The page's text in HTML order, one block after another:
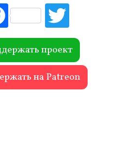
Fac
ebo
ok r
проект
на Patreon